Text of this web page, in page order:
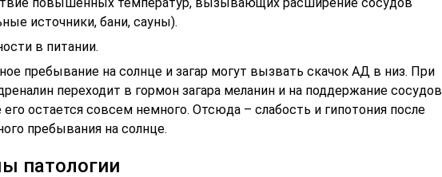
источники, бани, сауны).
в питании.
пребывание на солнце и загар могут вызвать скачок АД в низ. При
переходит в гормон загара меланин и на поддержание сосудов
его остается совсем немного. Отсюда – слабость и гипотония после
пребывания на солнце.
патологии